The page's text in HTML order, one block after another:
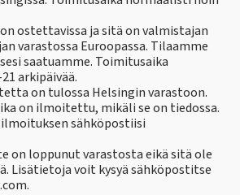
ostettavissa ja sitä on valmistajan
varastossa Euroopassa. Tilaamme
saatuamme. Toimitusaika
arkipäivää.
on tulossa Helsingin varastoon.
on ilmoitettu, mikäli se on tiedossa.
sähköpostiisi
on loppunut varastosta eikä sitä ole
Lisätietoja voit kysyä sähköpostitse